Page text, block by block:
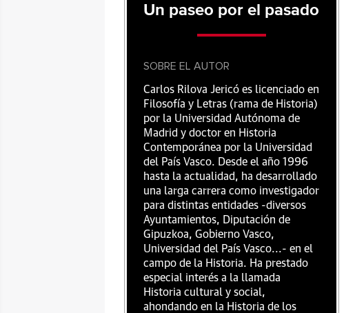
Un paseo por el pasado
SOBRE EL AUTOR
Carlos Rilova Jericó es licenciado en
Filosofía y Letras (rama de Historia)
por la Universidad Autónoma de
Madrid y doctor en Historia
Contemporánea por la Universidad
del País Vasco. Desde el año 1996
hasta la actualidad, ha desarrollado
una larga carrera como investigador
para distintas entidades -diversos
Ayuntamientos, Diputación de
Gipuzkoa, Gobierno Vasco,
Universidad del País Vasco...- en el
campo de la Historia. Ha prestado
especial interés a la llamada
Historia cultural y social,
ahondando en la Historia de los